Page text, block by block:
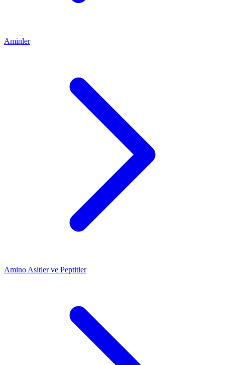
Aminler
Amino Asitler ve Peptitler